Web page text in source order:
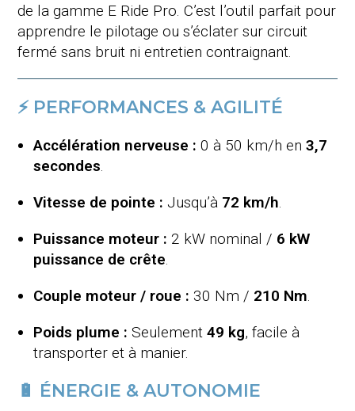
de la gamme E Ride Pro. C’est l’outil parfait pour
apprendre le pilotage ou s’éclater sur circuit
fermé sans bruit ni entretien contraignant.
⚡ PERFORMANCES & AGILITÉ
Accélération nerveuse : 0 à 50 km/h en3,7
secondes.
Vitesse de pointe : Jusqu’à 72 km/h.
Puissance moteur : 2 kW nominal / 6 kW
puissance de crête.
Couple moteur / roue : 30 Nm / 210 Nm.
Poids plume : Seulement49 kg, facile à
transporter et à manier.
🔋 ÉNERGIE & AUTONOMIE